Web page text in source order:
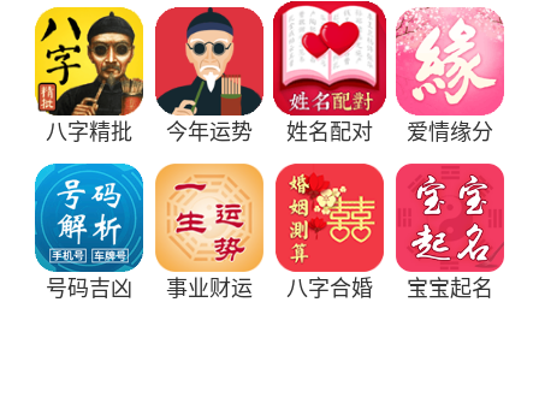
八字精批 今年运势 姓名配对 爱情缘分
号码吉凶 事业财运 八字合婚 宝宝起名